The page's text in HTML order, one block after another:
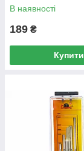
В наявності
189 ₴
Купити